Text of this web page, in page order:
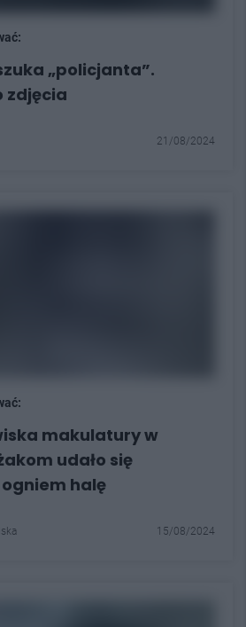
„policjanta”.
zdjęcia
21/08/2024
makulatury w
udało się
halę
15/08/2024